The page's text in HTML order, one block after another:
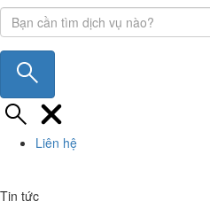
Liên hệ
Tin tức